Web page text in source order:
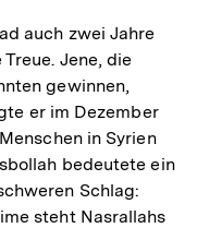
auch zwei Jahre
Jene, die
gewinnen,
er im Dezember
in Syrien
bedeutete ein
Schlag:
steht Nasrallahs